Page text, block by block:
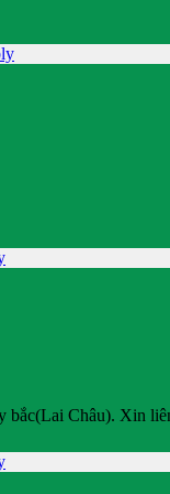
bắc(Lai Châu). Xin